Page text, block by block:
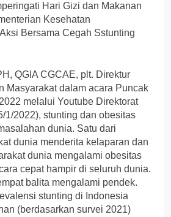
Hari Gizi dan Makanan
Kesehatan
Bersama Cegah Sstunting
QGIA CGCAE, plt. Direktur
Masyarakat dalam acara Puncak
melalui Youtube Direktorat
1/2022), stunting dan obesitas
dunia. Satu dari
dunia menderita kelaparan dan
dunia mengalami obesitas
cepat hampir di seluruh dunia.
balita mengalami pendek.
stunting di Indonesia
(berdasarkan survei 2021)